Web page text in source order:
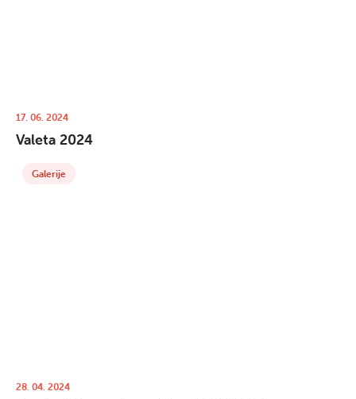
17. 06. 2024
Valeta 2024
Galerije
28. 04. 2024